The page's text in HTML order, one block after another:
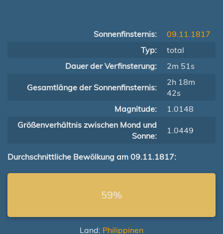
Sonnenfinsternis:
09.11.1817
Typ:
total
Dauer der Verfinsterung:
2m 51s
Gesamtlänge der Sonnenfinsternis:
2h 18m
42s
Magnitude:
1.0148
Größenverhältnis zwischen Mond und
Sonne:
1.0449
Durchschnittliche Bewölkung am 09.11.1817:
59%
Land: Philippinen